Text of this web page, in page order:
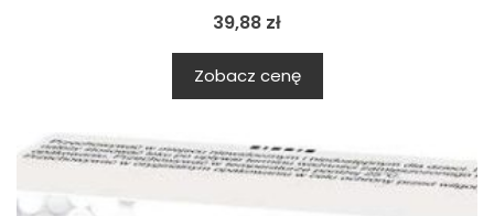
39,88 zł
Zobacz cenę